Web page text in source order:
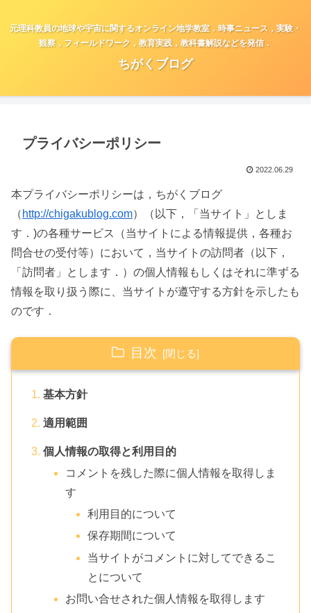
元理科教員の地球や宇宙に関するオンライン地学教室．時事ニュース，実験・
観察，フィールドワーク，教育実践，教科書解説などを発信．
ちがくブログ
プライバシーポリシー
2022.06.29
本プライバシーポリシーは，ちがくブログ
（ http://chigakublog.com）（以下，「当サイト」としま
す．)の各種サービス（当サイトによる情報提供，各種お
問合せの受付等）において，当サイトの訪問者（以下，
「訪問者」とします．）の個人情報もしくはそれに準ずる
情報を取り扱う際に、当サイトが遵守する方針を示したも
のです．
目次
基本方針
適用範囲
個人情報の取得と利用目的
コメントを残した際に個人情報を取得しま
す
利用目的について
保存期間について
当サイトがコメントに対してできるこ
とについて
お問い合せされた個人情報を取得します